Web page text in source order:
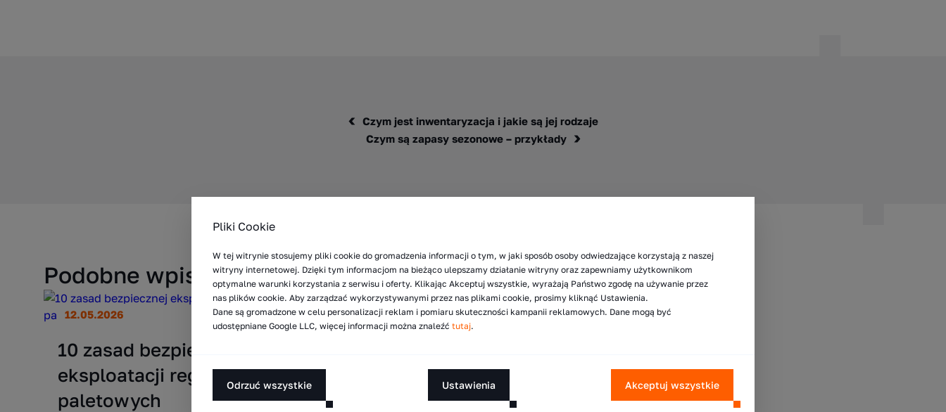
Czym jest inwentaryzacja i jakie są jej rodzaje
Czym są zapasy sezonowe – przykłady
Podobne wpisy
12.05.2026
10 zasad bezpiecznej
eksploatacji regałów
paletowych
Pliki Cookie
W tej witrynie stosujemy pliki cookie do gromadzenia informacji o tym, w jaki sposób osoby odwiedzające korzystają z naszej
witryny internetowej. Dzięki tym informacjom na bieżąco ulepszamy działanie witryny oraz zapewniamy użytkownikom
optymalne warunki korzystania z serwisu i oferty. Klikając Akceptuj wszystkie, wyrażają Państwo zgodę na używanie przez
nas plików cookie. Aby zarządzać wykorzystywanymi przez nas plikami cookie, prosimy kliknąć Ustawienia.
Dane są gromadzone w celu personalizacji reklam i pomiaru skuteczności kampanii reklamowych. Dane mogą być
udostępniane Google LLC, więcej informacji można znaleźć tutaj.
Odrzuć wszystkie Ustawienia Akceptuj wszystkie